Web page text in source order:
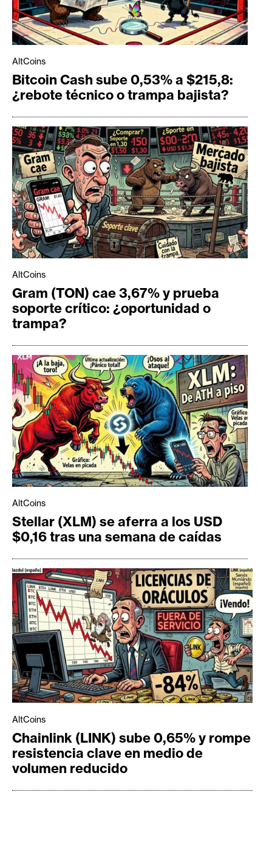
AltCoins
Bitcoin Cash sube 0,53% a $215,8:
¿rebote técnico o trampa bajista?
AltCoins
Gram (TON) cae 3,67% y prueba
soporte crítico: ¿oportunidad o
trampa?
AltCoins
Stellar (XLM) se aferra a los USD
$0,16 tras una semana de caídas
AltCoins
Chainlink (LINK) sube 0,65% y rompe
resistencia clave en medio de
volumen reducido